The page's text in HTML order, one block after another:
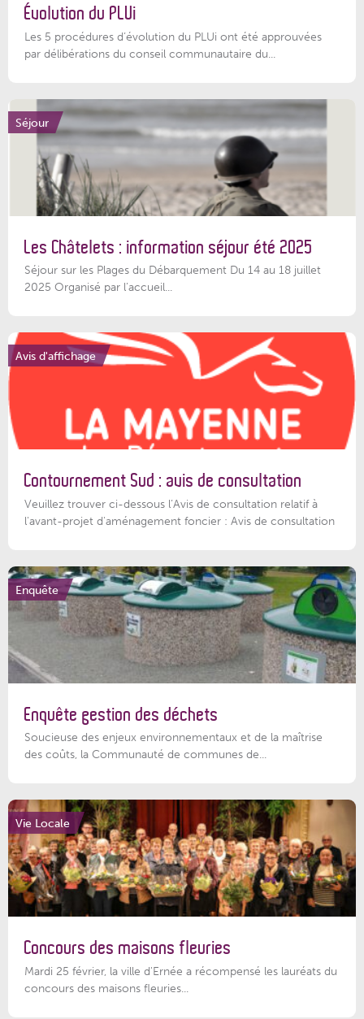
Évolution du PLUi
Les 5 procédures d’évolution du PLUi ont été approuvées
par délibérations du conseil communautaire du...
Séjour
Les Châtelets : information séjour été 2025
Séjour sur les Plages du Débarquement Du 14 au 18 juillet
2025 Organisé par l’accueil...
Avis d'affichage
Contournement Sud : avis de consultation
Veuillez trouver ci-dessous l’Avis de consultation relatif à
l'avant-projet d'aménagement foncier : Avis de consultation
Enquête
Enquête gestion des déchets
Soucieuse des enjeux environnementaux et de la maîtrise
des coûts, la Communauté de communes de...
Vie Locale
Concours des maisons fleuries
Mardi 25 février, la ville d'Ernée a récompensé les lauréats du
concours des maisons fleuries...